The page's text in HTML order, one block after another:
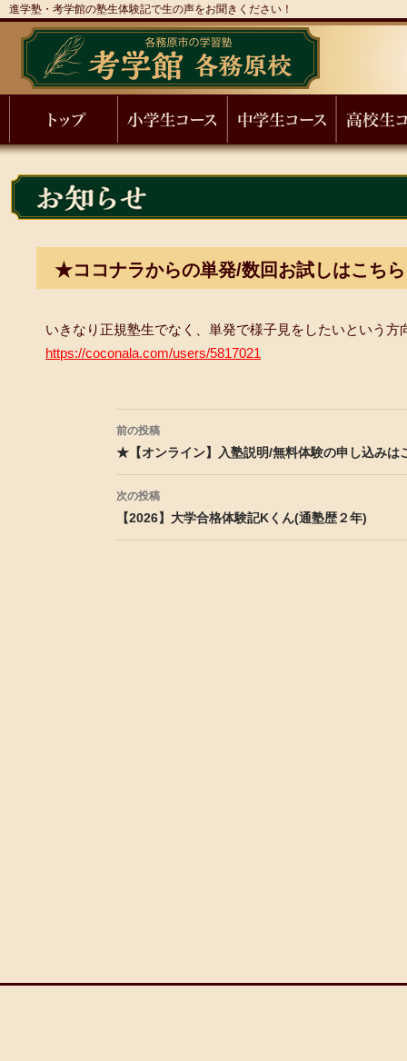
進学塾・考学館の塾生体験記で生の声をお聞きください！
★ココナラからの単発/数回お試しはこちら
いきなり正規塾生でなく、単発で様子見をしたいという方
https://coconala.com/users/5817021
前の投稿
★【オンライン】入塾説明/無料体験の申し込みは
次の投稿
【2026】大学合格体験記Kくん(通塾歴２年)